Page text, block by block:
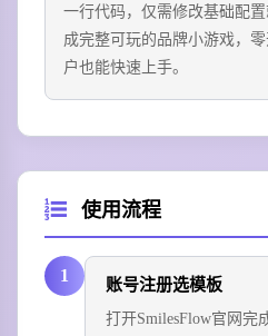
将小游戏嵌入品牌公众号菜
员积分，私域用户活跃度从
复购率同步上涨22%。
一行代码，仅需修改基础配
成完整可玩的品牌小游戏，
户也能快速上手。
使用流程
1 账号注册选模板
打开SmilesFlow官网完